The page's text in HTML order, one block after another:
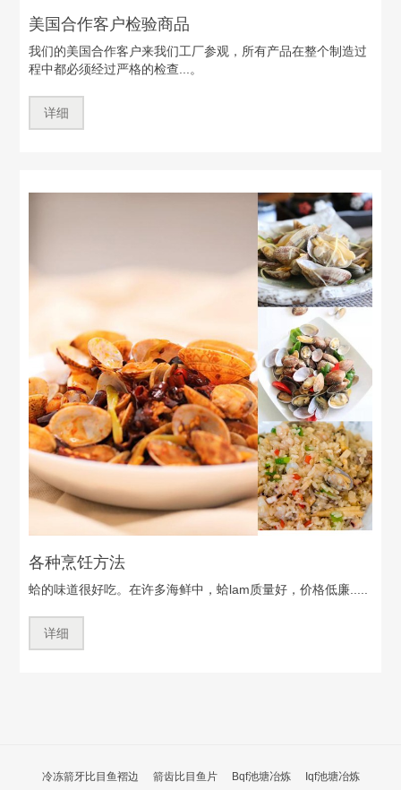
美国合作客户检验商品
我们的美国合作客户来我们工厂参观，所有产品在整个制造过
程中都必须经过严格的检查...。
详细
各种烹饪方法
蛤的味道很好吃。在许多海鲜中，蛤lam质量好，价格低廉.....
详细
冷冻箭牙比目鱼褶边 箭齿比目鱼片 Bqf池塘冶炼 Iqf池塘冶炼